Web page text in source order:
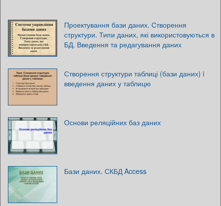
Проектування бази даних. Створення
структури. Типи даних, які використовуються в
БД. Введення та редагування даних
Створення структури таблиці (бази даних) i
введення даних у таблицю
Основи реляційних баз даних
Бази даних. СКБД Access